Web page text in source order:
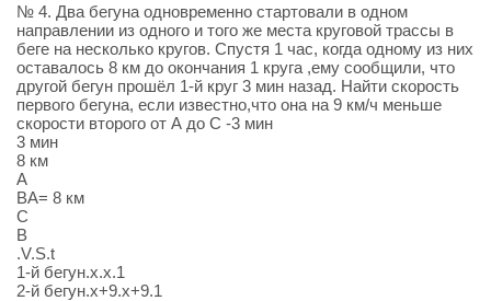
№ 4. Два бегуна одновременно стартовали в одном
направлении из одного и того же места круговой трассы в
беге на несколько кругов. Спустя 1 час, когда одному из них
оставалось 8 км до окончания 1 круга ,ему сообщили, что
другой бегун прошёл 1-й круг 3 мин назад. Найти скорость
первого бегуна, если известно,что она на 9 км/ч меньше
скорости второго от А до С -3 мин
3 мин
8 км
А
ВА= 8 км
С
В
.V.S.t
1-й бегун.х.х.1
2-й бегун.х+9.х+9.1